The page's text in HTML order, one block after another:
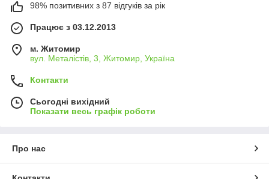
98% позитивних з 87 відгуків за рік
Працює з 03.12.2013
м. Житомир
вул. Металістів, 3, Житомир, Україна
Контакти
Сьогодні вихідний
Показати весь графік роботи
Про нас